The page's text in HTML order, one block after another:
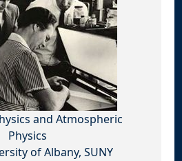
and Atmospheric
Physics
of Albany, SUNY